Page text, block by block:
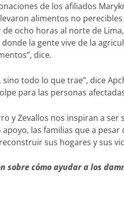
de los afiliados
alimentos no
ocho horas al norte de
la gente vive de la
dice.
sino todo lo que trae”, dice
para las personas
y Zevallos nos inspiran a
apoyo, las familias que a
sus hogares y sus
sobre cómo ayudar a los